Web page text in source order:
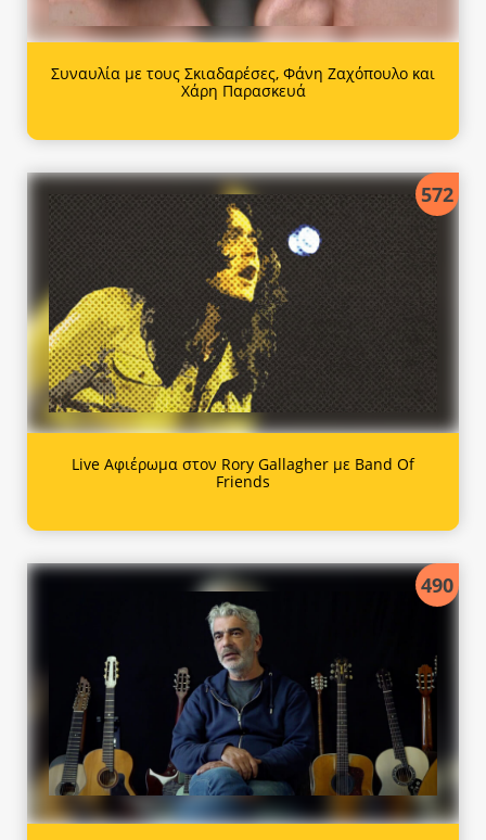
Συναυλία με τους Σκιαδαρέσες, Φάνη Ζαχόπουλο και
Χάρη Παρασκευά
572
Live Αφιέρωμα στον Rory Gallagher με Band Of
Friends
490